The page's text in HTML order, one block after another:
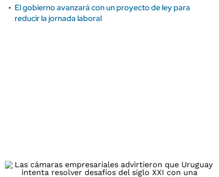
El gobierno avanzará con un proyecto de ley para
reducir la jornada laboral